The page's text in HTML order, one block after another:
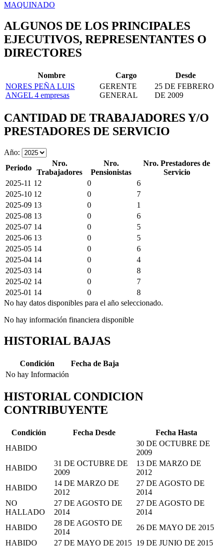
MAQUINADO
ALGUNOS DE LOS PRINCIPALES
EJECUTIVOS, REPRESENTANTES O
DIRECTORES
Nombre Cargo
Desde
NORES PEÑA LUIS
ANGEL 4 empresas
GERENTE
GENERAL
25 DE FEBRERO
DE 2009
CANTIDAD DE TRABAJADORES Y/O
PRESTADORES DE SERVICIO
Año:
Periodo
Nro.
Trabajadores
Nro.
Pensionistas
Nro. Prestadores de
Servicio
2025-11 12 0
6
2025-10 12 0
7
2025-09 13 0
1
2025-08 13 0
6
2025-07 14 0
5
2025-06 13 0
5
2025-05 14 0
6
2025-04 14 0
4
2025-03 14 0
8
2025-02 14 0
7
2025-01 14 0
8
No hay datos disponibles para el año seleccionado.
No hay información financiera disponible
HISTORIAL BAJAS
Condición
Fecha de Baja
No hay Información
HISTORIAL CONDICION
CONTRIBUYENTE
Condición Fecha Desde
Fecha Hasta
HABIDO
30 DE OCTUBRE DE
2009
HABIDO
31 DE OCTUBRE DE
2009
13 DE MARZO DE
2012
HABIDO
14 DE MARZO DE
2012
27 DE AGOSTO DE
2014
NO
HALLADO
27 DE AGOSTO DE
2014
27 DE AGOSTO DE
2014
HABIDO
28 DE AGOSTO DE
2014
26 DE MAYO DE 2015
HABIDO
27 DE MAYO DE 2015 19 DE JUNIO DE 2015